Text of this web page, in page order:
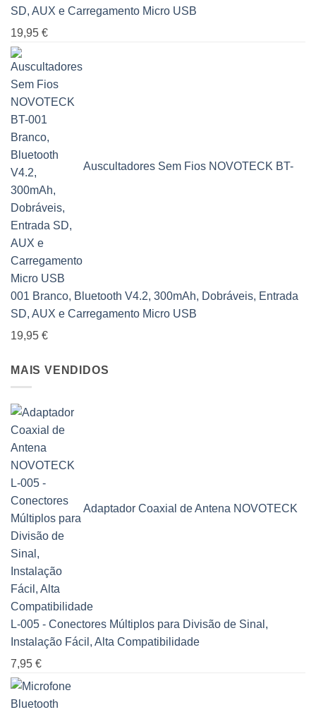
SD, AUX e Carregamento Micro USB
19,95 €
Auscultadores Sem Fios NOVOTECK BT-
001 Branco, Bluetooth V4.2, 300mAh, Dobráveis, Entrada
SD, AUX e Carregamento Micro USB
19,95 €
MAIS VENDIDOS
Adaptador Coaxial de Antena NOVOTECK
L-005 - Conectores Múltiplos para Divisão de Sinal,
Instalação Fácil, Alta Compatibilidade
7,95 €